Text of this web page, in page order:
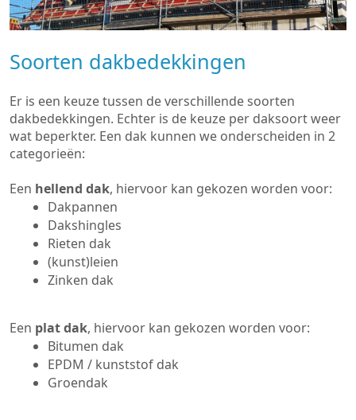
Soorten dakbedekkingen
Er is een keuze tussen de verschillende soorten
dakbedekkingen. Echter is de keuze per daksoort weer
wat beperkter. Een dak kunnen we onderscheiden in 2
categorieën:
Een hellend dak, hiervoor kan gekozen worden voor:
Dakpannen
Dakshingles
Rieten dak
(kunst)leien
Zinken dak
Een plat dak, hiervoor kan gekozen worden voor:
Bitumen dak
EPDM / kunststof dak
Groendak